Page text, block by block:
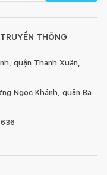
THÔNG
quận Thanh Xuân,
Ngọc Khánh, quận Ba